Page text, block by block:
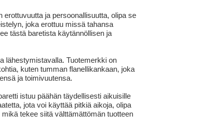
ja persoonallisuutta, olipa se
joka erottuu missä tahansa
tästä baretista käytännöllisen ja
lähestymistavalla. Tuotemerkki on
kuten tumman flanellikankaan, joka
ja toimivuutensa.
istuu päähän täydellisesti aikuisille
jota voi käyttää pitkiä aikoja, olipa
tekee siitä välttämättömän tuotteen